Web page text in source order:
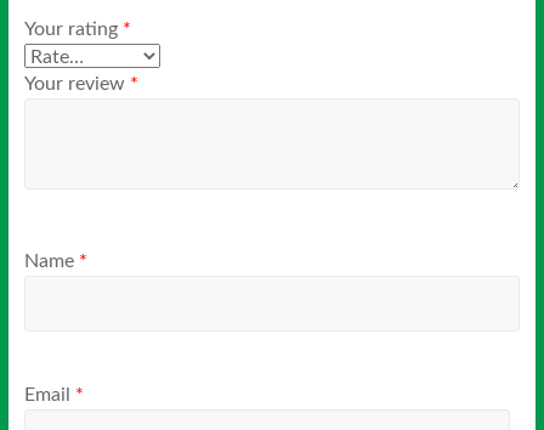
Your rating *
Your review *
Name *
Email *